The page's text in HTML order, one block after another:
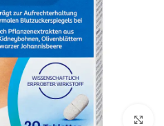
Click to enlarge